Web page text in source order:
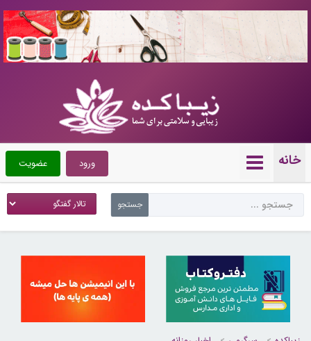
10722036
خانه عضویت ورود